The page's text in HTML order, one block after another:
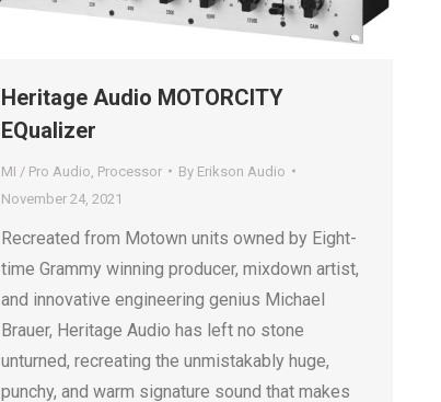
Heritage Audio MOTORCITY
EQualizer
MI / Pro Audio Processor By Erikson Audio
November 24, 2021
Recreated from Motown units owned by Eight-
time Grammy winning producer, mixdown artist,
and innovative engineering genius Michael
Brauer, Heritage Audio has left no stone
unturned, recreating the unmistakably huge,
punchy, and warm signature sound that makes